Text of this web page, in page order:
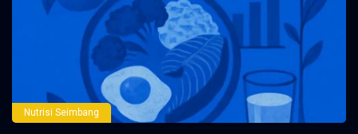
Nutrisi Seimbang